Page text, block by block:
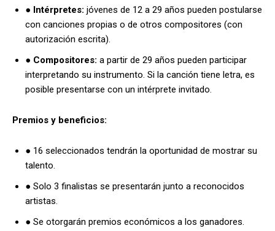
● Intérpretes: jóvenes de 12 a 29 años pueden postularse
con canciones propias o de otros compositores (con
autorización escrita).
● Compositores: a partir de 29 años pueden participar
interpretando su instrumento. Si la canción tiene letra, es
posible presentarse con un intérprete invitado.
Premios y beneficios:
● 16 seleccionados tendrán la oportunidad de mostrar su
talento.
● Solo 3 finalistas se presentarán junto a reconocidos
artistas.
● Se otorgarán premios económicos a los ganadores.